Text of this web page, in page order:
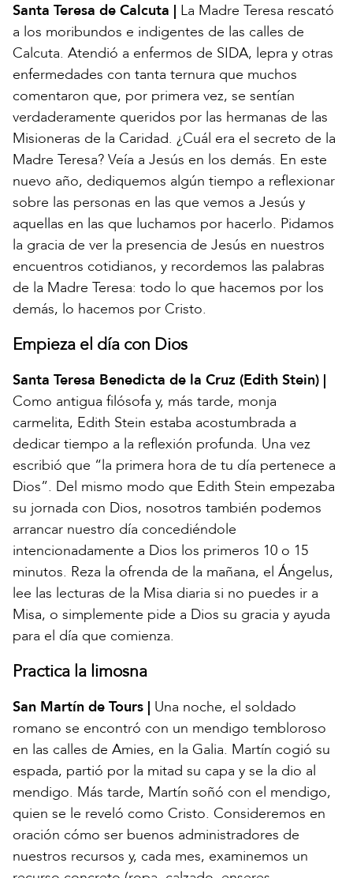
Santa Teresa de Calcuta | La Madre Teresa rescató
a los moribundos e indigentes de las calles de
Calcuta. Atendió a enfermos de SIDA, lepra y otras
enfermedades con tanta ternura que muchos
comentaron que, por primera vez, se sentían
verdaderamente queridos por las hermanas de las
Misioneras de la Caridad. ¿Cuál era el secreto de la
Madre Teresa? Veía a Jesús en los demás. En este
nuevo año, dediquemos algún tiempo a reflexionar
sobre las personas en las que vemos a Jesús y
aquellas en las que luchamos por hacerlo. Pidamos
la gracia de ver la presencia de Jesús en nuestros
encuentros cotidianos, y recordemos las palabras
de la Madre Teresa: todo lo que hacemos por los
demás, lo hacemos por Cristo.
Empieza el día con Dios
Santa Teresa Benedicta de la Cruz (Edith Stein) |
Como antigua filósofa y, más tarde, monja
carmelita, Edith Stein estaba acostumbrada a
dedicar tiempo a la reflexión profunda. Una vez
escribió que “la primera hora de tu día pertenece a
Dios”. Del mismo modo que Edith Stein empezaba
su jornada con Dios, nosotros también podemos
arrancar nuestro día concediéndole
intencionadamente a Dios los primeros 10 o 15
minutos. Reza la ofrenda de la mañana, el Ángelus,
lee las lecturas de la Misa diaria si no puedes ir a
Misa, o simplemente pide a Dios su gracia y ayuda
para el día que comienza.
Practica la limosna
San Martín de Tours | Una noche, el soldado
romano se encontró con un mendigo tembloroso
en las calles de Amies, en la Galia. Martín cogió su
espada, partió por la mitad su capa y se la dio al
mendigo. Más tarde, Martín soñó con el mendigo,
quien se le reveló como Cristo. Consideremos en
oración cómo ser buenos administradores de
nuestros recursos y, cada mes, examinemos un